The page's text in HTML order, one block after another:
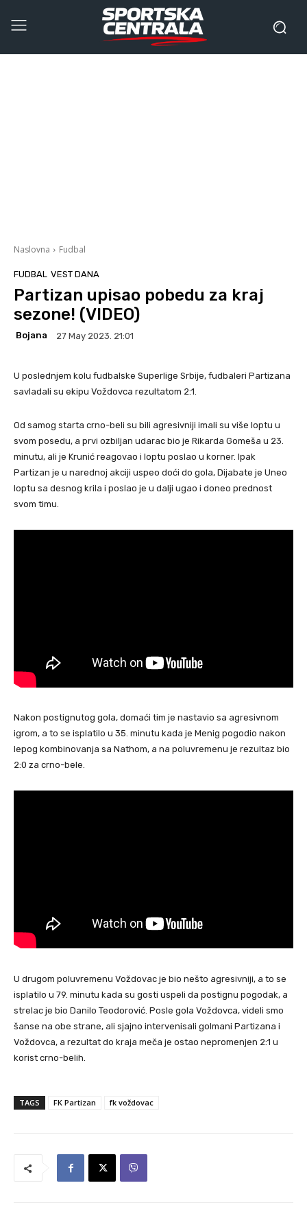
Naslovna Fudbal
FUDBAL VEST DANA
Partizan upisao pobedu za kraj
sezone! (VIDEO)
Bojana 27 May 2023. 21:01
U poslednjem kolu fudbalske Superlige Srbije, fudbaleri Partizana
savladali su ekipu Voždovca rezultatom 2:1.
Od samog starta crno-beli su bili agresivniji imali su više loptu u
svom posedu, a prvi ozbiljan udarac bio je Rikarda Gomeša u 23.
minutu, ali je Krunić reagovao i loptu poslao u korner. Ipak
Partizan je u narednoj akciji uspeo doći do gola, Dijabate je Uneo
loptu sa desnog krila i poslao je u dalji ugao i doneo prednost
svom timu.
Nakon postignutog gola, domaći tim je nastavio sa agresivnom
igrom, a to se isplatilo u 35. minutu kada je Menig pogodio nakon
lepog kombinovanja sa Nathom, a na poluvremenu je rezultaz bio
2:0 za crno-bele.
U drugom poluvremenu Voždovac je bio nešto agresivniji, a to se
isplatilo u 79. minutu kada su gosti uspeli da postignu pogodak, a
strelac je bio Danilo Teodorović. Posle gola Voždovca, videli smo
šanse na obe strane, ali sjajno intervenisali golmani Partizana i
Voždovca, a rezultat do kraja meča je ostao nepromenjen 2:1 u
korist crno-belih.
TAGS FK Partizan fk voždovac